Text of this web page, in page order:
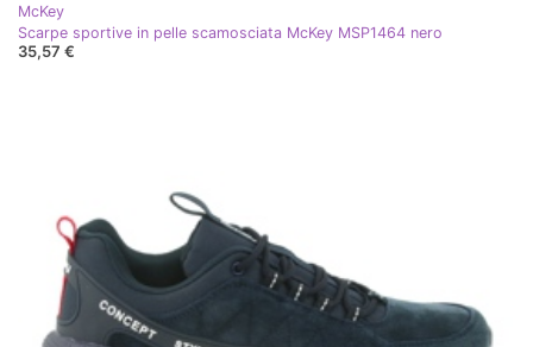
McKey
Scarpe sportive in pelle scamosciata McKey MSP1464 nero
35,57 €